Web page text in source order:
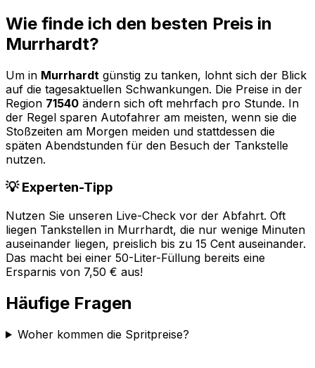
Wie finde ich den besten Preis in
Murrhardt?
Um in Murrhardt günstig zu tanken, lohnt sich der Blick
auf die tagesaktuellen Schwankungen. Die Preise in der
Region 71540 ändern sich oft mehrfach pro Stunde. In
der Regel sparen Autofahrer am meisten, wenn sie die
Stoßzeiten am Morgen meiden und stattdessen die
späten Abendstunden für den Besuch der Tankstelle
nutzen.
💡 Experten-Tipp
Nutzen Sie unseren Live-Check vor der Abfahrt. Oft
liegen Tankstellen in Murrhardt, die nur wenige Minuten
auseinander liegen, preislich bis zu 15 Cent auseinander.
Das macht bei einer 50-Liter-Füllung bereits eine
Ersparnis von 7,50 € aus!
Häufige Fragen
Woher kommen die Spritpreise?